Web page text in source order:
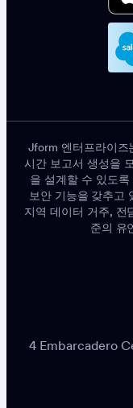
Jform 엔터프라이즈
시간 보고서 생성을
을 설계할 수 있도
보안 기능을 갖추고
지역 데이터 거주, 전
준의 유
4 Embarcadero